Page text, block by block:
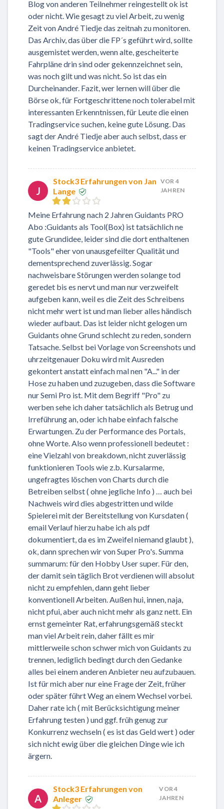
Blog von anderen Teilnehmer reingestellt ok ist
oder nicht. Wie gesagt zu viel Arbeit, zu wenig
Zeit von André Tiedje das zeitnah zu monitoren.
Das Archiv, das über die FP´s geführt wird, sollte
ausgemistet werden, wenn alte, gescheiterte
Fahrpläne drin sind oder gekennzeichnet sein,
was noch gilt und was nicht. So ist das ein
Durcheinander. Fazit, wer lernen will über die
Börse ok, für Fortgeschrittene noch tolerabel mit
interessanten Erkenntnissen, für Leute die einen
Tradingservice suchen, keine gute Lösung. Das
sagt der André Tiedje aber auch selbst, dass er
keinen Tradingservice anbietet.
J
Stock3 Erfahrungen von Jan
Lange
VOR 4
JAHREN
Meine Erfahrung nach 2 Jahren Guidants PRO
Abo :Guidants als Tool(Box) ist tatsächlich ne
gute Grundidee, leider sind die dort enthaltenen
"Tools" eher von unausgefeilter Qualität und
dementsprechend zuverlässig. Sogar
nachweisbare Störungen werden solange tod
geredet bis es nervt und man nur verzweifelt
aufgeben kann, weil es die Zeit des Schreibens
nicht mehr wert ist und man lieber alles händisch
wieder aufbaut. Das ist leider nicht gelogen um
Guidants ohne Grund schlecht zu reden, sondern
Tatsache. Selbst bei Vorlage von Screenshots und
uhrzeitgenauer Doku wird mit Ausreden
gekontert anstatt einfach mal nen "A..." in der
Hose zu haben und zuzugeben, dass die Software
nur Semi Pro ist. Mit dem Begriff "Pro" zu
werben sehe ich daher tatsächlich als Betrug und
Irreführung an, oder ich habe einfach falsche
Erwartungen. Zu der Performance des Portals,
ohne Worte. Also wenn professionell bedeutet :
eine Vielzahl von breakdown, nicht zuverlässig
funktionieren Tools wie z.b. Kursalarme,
ungefragtes löschen von Charts durch die
Betreiben selbst ( ohne jegliche Info ) … auch bei
Nachweis wird dies abgestritten und wilde
Spielerei mit der Bereitstellung von Kursdaten (
email Verlauf hierzu habe ich als pdf
dokumentiert, da es im Zweifel niemand glaubt ),
ok, dann sprechen wir von Super Pro's. Summa
summarum: für den Hobby User super. Für den,
der damit sein täglich Brot verdienen will absolut
nicht zu empfehlen, dann geht lieber
konventionell Arbeiten. Außen hui, innen, naja,
nicht pfui, aber auch nicht mehr als ganz nett. Ein
ernst gemeinter Rat, erfahrungsgemäß steckt
man viel Arbeit rein, daher fällt es mir
mittlerweile schon schwer mich von Guidants zu
trennen, lediglich bedingt durch den Gedanke
alles bei einem anderen Anbieter neu aufzubauen.
Ist für mich aber nur eine Frage der Zeit, früher
oder später führt Weg an einem Wechsel vorbei.
Daher rate ich ( mit Berücksichtigung meiner
Erfahrung testen ) und ggf. früh genug zur
Konkurrenz wechseln ( es ist das Geld wert ) oder
sich nicht ewig über die gleichen Dinge wie ich
ärgern.
A
Stock3 Erfahrungen von
Anleger
VOR 4
JAHREN